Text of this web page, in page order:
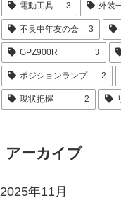
電動工具 3 外装
不良中年友の会 3
GPZ900R 3
ポジションランプ 2
現状把握 2
アーカイブ
2025年11月